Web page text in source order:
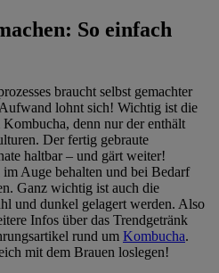
So einfach
braucht selbst gemachter
lohnt sich! Wichtig ist die
denn nur der enthält
Der fertig gebraute
haltbar – und gärt weiter!
Auge behalten und bei Bedarf
Ganz wichtig ist auch die
und dunkel gelagert werden. Also
Infos über das Trendgetränk
rund um Kombucha.
mit dem Brauen loslegen!